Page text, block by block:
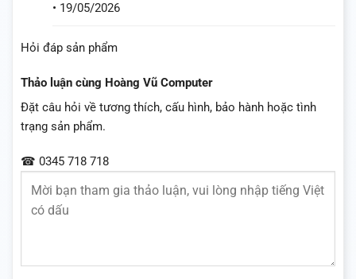
• 19/05/2026
Hỏi đáp sản phẩm
Thảo luận cùng Hoàng Vũ Computer
Đặt câu hỏi về tương thích, cấu hình, bảo hành hoặc tình
trạng sản phẩm.
☎ 0345 718 718